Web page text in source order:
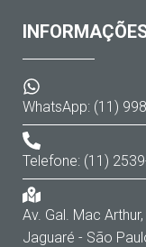
WhatsApp: (11)
Telefone: (11)
Av. Gal. Mac
Jaguaré - São